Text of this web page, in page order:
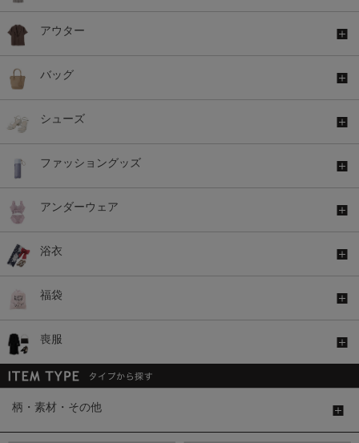
アウター
バッグ
シューズ
ファッショングッズ
アンダーウェア
浴衣
福袋
喪服
柄・素材・その他